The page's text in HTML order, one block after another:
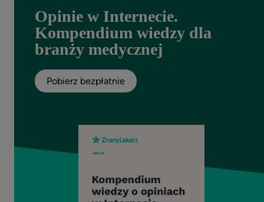
Opinie w Internecie.
Kompendium wiedzy dla
branży medycznej
Pobierz bezpłatnie